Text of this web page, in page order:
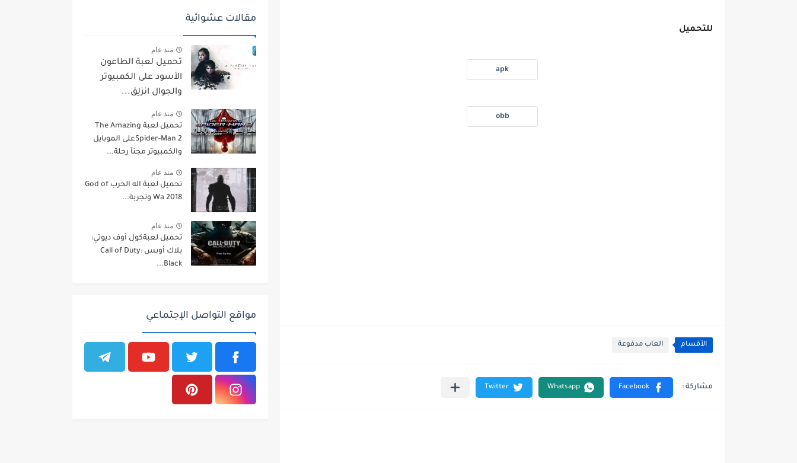
للتحميل
apk
obb
الأقسام العاب مدفوعة
مقالات عشوائية
منذ عام
تحميل لعبة الطاعون
الأسود على الكمبيوتر
والجوال انزلِق...
منذ عام
تحميل لعبة The Amazing
Spider-Man 2على الموبايل
والكمبيوتر مجنآ رحلة...
منذ عام
تحميل لعبة اله الحرب God of
Wa 2018 وتجربة...
منذ عام
تحميل لعبةكول أوف ديوتي:
بلاك أوبس Call of Duty:
Black...
مواقع التواصل الإجتماعي